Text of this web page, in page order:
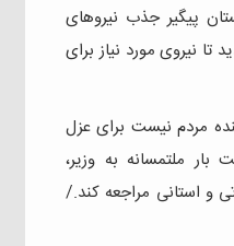
پیگیر جذب نیروهای
نیروی مورد نیاز برای
مردم نیست برای عزل
ملتمسانه به وزیر،
و استانی مراجعه کند./